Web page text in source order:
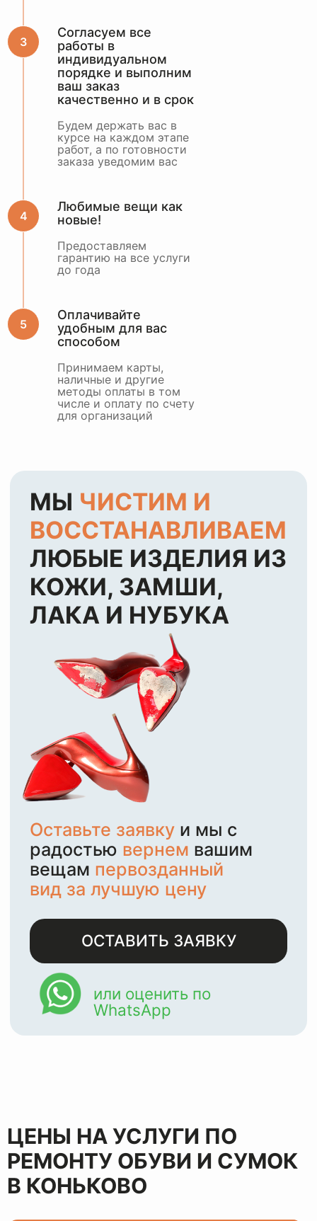
Согласуем все
работы в
индивидуальном
порядке и выполним
ваш заказ
качественно и в срок
Будем держать вас в
курсе на каждом этапе
работ, а по готовности
заказа уведомим вас
Любимые вещи как
новые!
Предоставляем
гарантию на все услуги
до года
Оплачивайте
удобным для вас
способом
Принимаем карты,
наличные и другие
методы оплаты в том
числе и оплату по счету
для организаций
ЦЕНЫ НА УСЛУГИ ПО
РЕМОНТУ ОБУВИ И СУМОК
В КОНЬКОВО